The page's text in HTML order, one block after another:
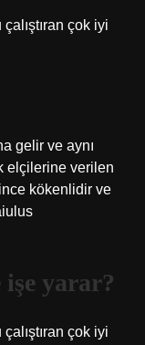
çok iyi
gelir ve aynı
elçilerine verilen
kökenlidir ve
işe yarar?
çok iyi